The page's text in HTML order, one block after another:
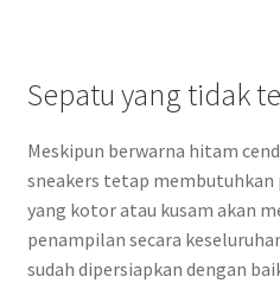
Sepatu yang tidak
Meskipun berwarna hitam
sneakers tetap membutuhkan
yang kotor atau kusam akan
penampilan secara
sudah dipersiapkan dengan